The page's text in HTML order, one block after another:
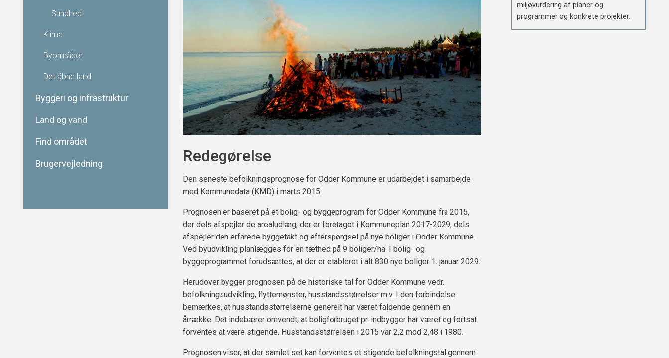
Sundhed
Klima
Byområder
Det åbne land
Byggeri og infrastruktur
Land og vand
Find området
Brugervejledning Redegørelse
Den seneste befolkningsprognose for Odder Kommune er udarbejdet i samarbejde
med Kommunedata (KMD) i marts 2015.
Prognosen er baseret på et bolig- og byggeprogram for Odder Kommune fra 2015,
der dels afspejler de arealudlæg, der er foretaget i Kommuneplan 2017-2029, dels
afspejler den erfarede byggetakt og efterspørgsel på nye boliger i Odder Kommune.
Ved byudvikling planlægges for en tæthed på 9 boliger/ha. I bolig- og
byggeprogrammet forudsættes, at der er etableret i alt 830 nye boliger 1. januar 2029.
Herudover bygger prognosen på de historiske tal for Odder Kommune vedr.
befolkningsudvikling, flyttemønster, husstandsstørrelser m.v. I den forbindelse
bemærkes, at husstandsstørrelserne generelt har været faldende gennem en
årrække. Det indebærer omvendt, at boligforbruget pr. indbygger har været og fortsat
forventes at være stigende. Husstandsstørrelsen i 2015 var 2,2 mod 2,48 i 1980.
Prognosen viser, at der samlet set kan forventes et stigende befolkningstal gennem
miljøvurdering af planer og
programmer og konkrete projekter.